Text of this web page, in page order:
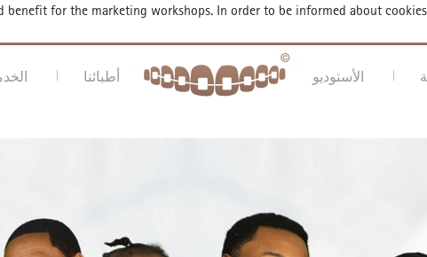
for the marketing workshops. In order to be informed about
أطبائنا الأستوديو